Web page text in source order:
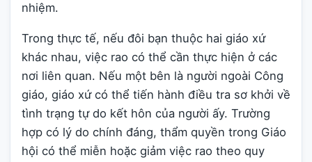
nhiệm.
Trong thực tế, nếu đôi bạn thuộc hai giáo xứ
khác nhau, việc rao có thể cần thực hiện ở các
nơi liên quan. Nếu một bên là người ngoài Công
giáo, giáo xứ có thể tiến hành điều tra sơ khởi về
tình trạng tự do kết hôn của người ấy. Trường
hợp có lý do chính đáng, thẩm quyền trong Giáo
hội có thể miễn hoặc giảm việc rao theo quy